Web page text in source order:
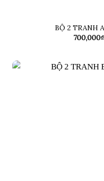
BỘ 2 TRANH
700,000₫